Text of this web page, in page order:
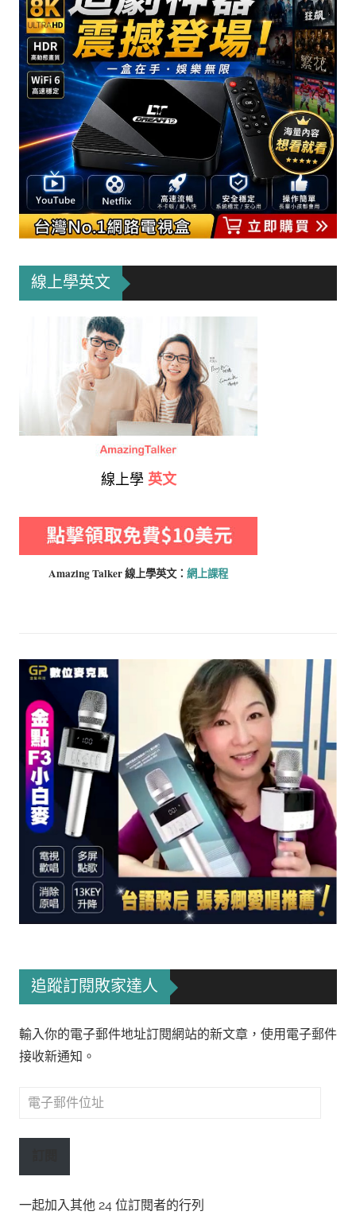
線上學英文
線上學 英文
Amazing Talker 線上學英文： 網上課程
追蹤訂閱敗家達人
輸入你的電子郵件地址訂閱網站的新文章，使用電子郵件
接收新通知。
電
郵
址
一起加入其他 24 位訂閱者的行列